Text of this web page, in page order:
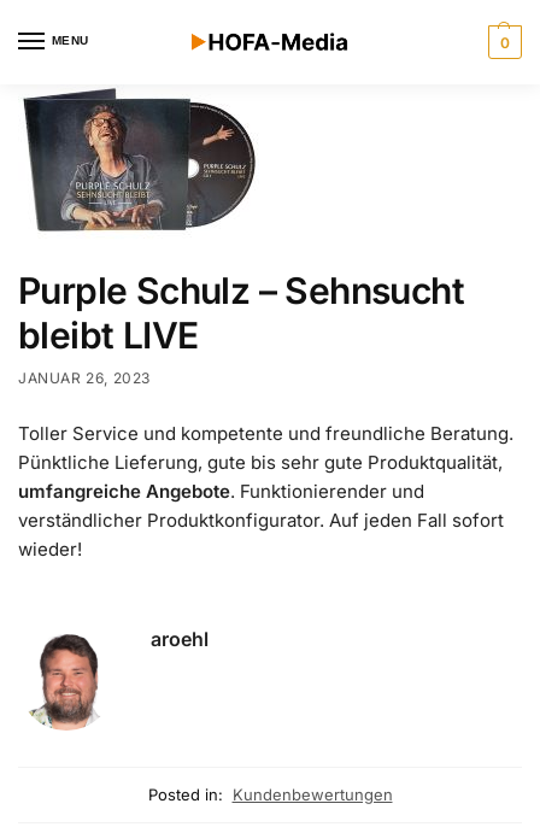
MENU 0
Purple Schulz – Sehnsucht
bleibt LIVE
JANUAR 26, 2023
Toller Service und kompetente und freundliche Beratung.
Pünktliche Lieferung, gute bis sehr gute Produktqualität,
umfangreiche Angebote. Funktionierender und
verständlicher Produktkonfigurator. Auf jeden Fall sofort
wieder!
aroehl
Posted in: Kundenbewertungen